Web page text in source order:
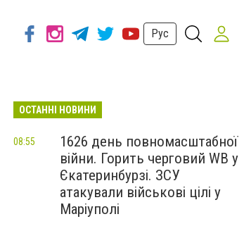
Рус
ОСТАННІ НОВИНИ
1626 день повномасштабної
війни. Горить черговий WB у
Єкатеринбурзі. ЗСУ
атакували військові цілі у
Маріуполі
08:55